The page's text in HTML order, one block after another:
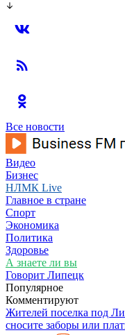
Все новости
Видео
Бизнес
НЛМК Live
Главное в стране
Спорт
Экономика
Политика
Здоровье
А знаете ли вы
Говорит Липецк
Популярное
Комментируют
Жителей поселка под
сносите заборы или